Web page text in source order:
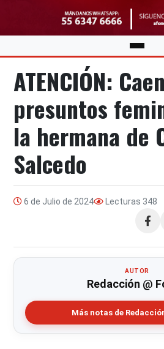
ATENCIÓN: Caen
presuntos
la hermana de
Salcedo
6 de Julio de 2024 Lecturas 348
AUTOR
Redacción @
Más notas de